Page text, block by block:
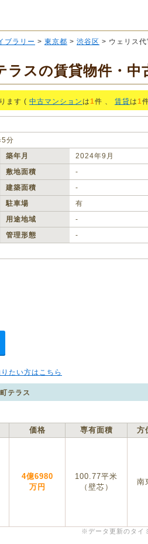
ブラリー > 東京都 > 渋谷区 > ウェリス
ラスの賃貸物件・中
ます ( 中古マンションは1件 、 賃貸は1
5分
築年月
2024年9月
敷地面積
‐
建築面積
‐
駐車場
有
用途地域
‐
管理形態
‐
たい方はこちら
テラス
価格 専有面積 方
4億6980
万円
100.77平米
（壁芯）
南
※データ更新のタイ